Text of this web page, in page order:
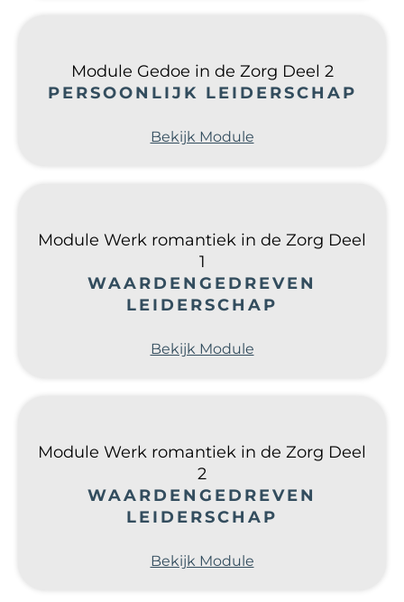
Module Gedoe in de Zorg Deel 2
PERSOONLIJK LEIDERSCHAP
Bekijk Module
Module Werk romantiek in de Zorg Deel
1
WAARDENGEDREVEN
LEIDERSCHAP
Bekijk Module
Module Werk romantiek in de Zorg Deel
2
WAARDENGEDREVEN
LEIDERSCHAP
Bekijk Module